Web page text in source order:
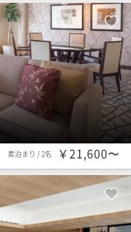
素泊まり /2名 ￥21,600〜